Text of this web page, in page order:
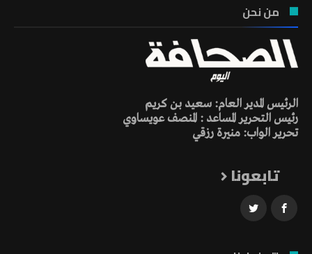
من نحن
الرئيس المدير العام: سعيد بن كريم
رئيس التحرير المساعد : المنصف عويساوي
تحرير الواب: منيرة رزقي
تابعونا